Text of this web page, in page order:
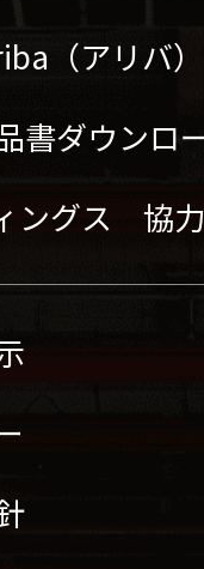
（アリバ
書ダウンロ
ングス 協